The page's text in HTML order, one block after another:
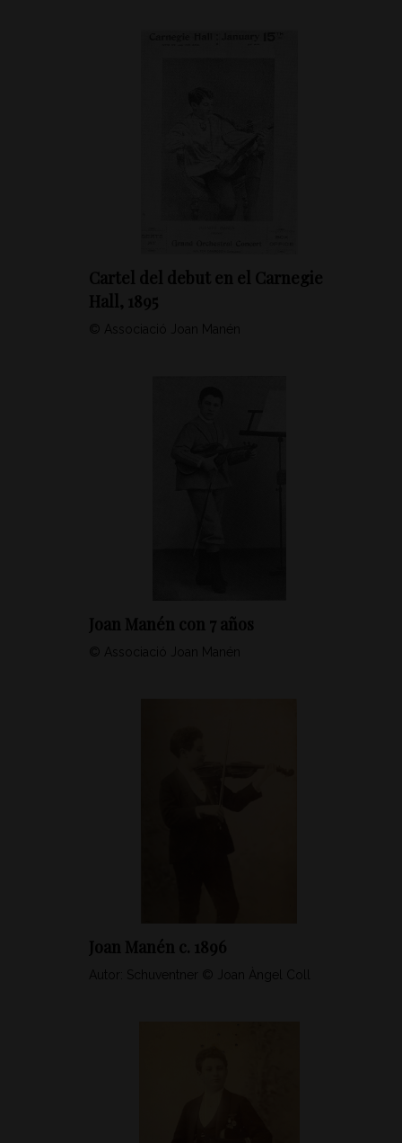
Cartel del debut en el Carnegie
Hall, 1895
© Associació Joan Manén
Joan Manén con 7 años
© Associació Joan Manén
Joan Manén c. 1896
Autor: Schuventner © Joan Àngel Coll